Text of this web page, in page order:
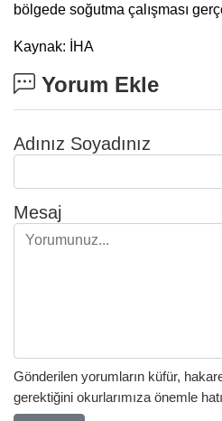
bölgede soğutma çalışması
Kaynak: İHA
Yorum Ekle
Adınız Soyadınız
Mesaj
Gönderilen yorumların küfür,
gerektiğini okurlarımıza önemle